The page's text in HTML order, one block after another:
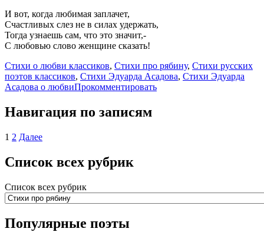
И вот, когда любимая заплачет,
Счастливых слез не в силах удержать,
Тогда узнаешь сам, что это значит,-
С любовью слово женщине сказать!
Стихи о любви классиков, Стихи про рябину, Стихи русских
поэтов классиков, Стихи Эдуарда Асадова, Стихи Эдуарда
Асадова о любвиПрокомментировать
Навигация по записям
1 2 Далее
Список всех рубрик
Список всех рубрик
Популярные поэты